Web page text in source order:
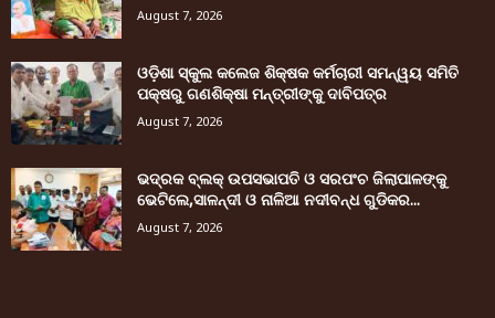
August 7, 2026
ଓଡ଼ିଶା ସ୍କୁଲ କଲେଜ ଶିକ୍ଷକ କର୍ମଚାରୀ ସମନ୍ୱୟ ସମିତି
ପକ୍ଷରୁ ଗଣଶିକ୍ଷା ମନ୍ତ୍ରୀଙ୍କୁ ଦାବିପତ୍ର
August 7, 2026
ଭଦ୍ରକ ବ୍ଲକ୍ ଉପସଭାପତି ଓ ସରପଂଚ ଜିଲାପାଳଙ୍କୁ
ଭେଟିଲେ,ସାଳନ୍ଦୀ ଓ ନାଳିଆ ନଦୀବନ୍ଧ ଗୁଡିକର...
August 7, 2026